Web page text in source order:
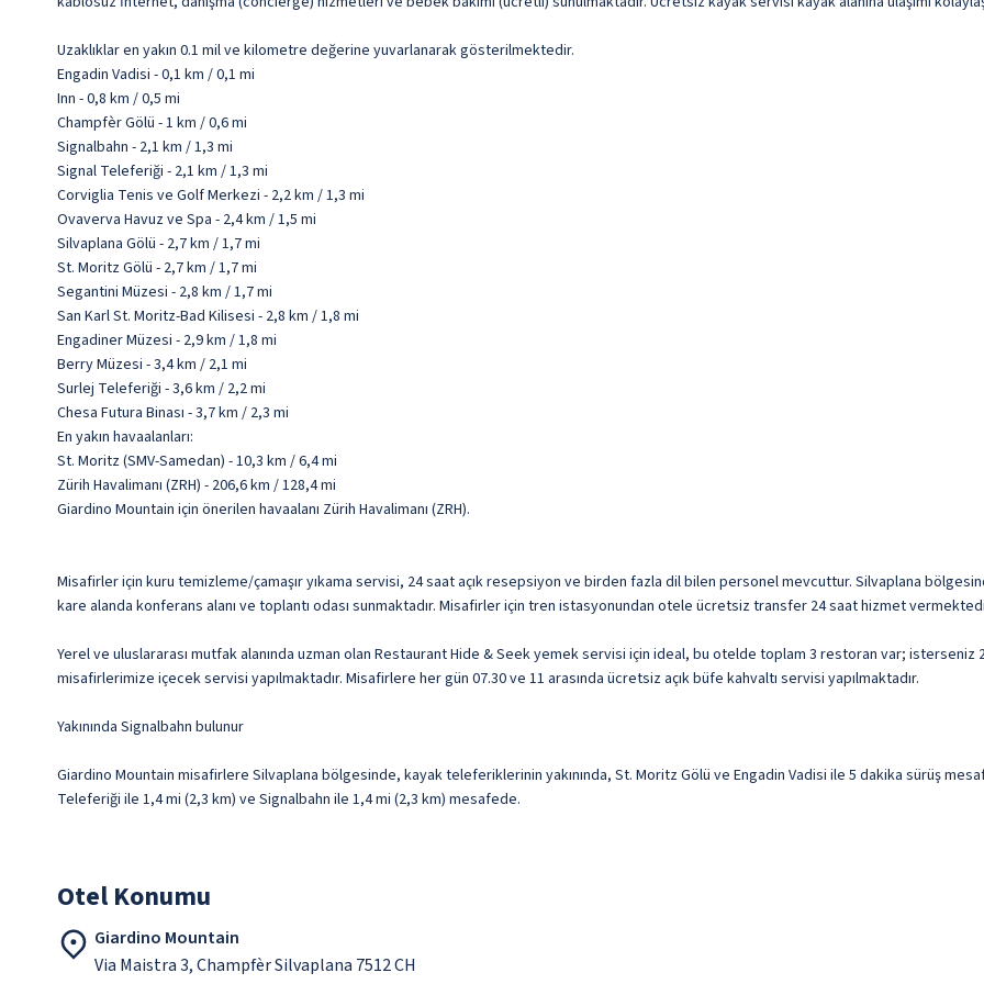
Uzaklıklar en yakın 0.1 mil ve kilometre değerine yuvarlanarak gösterilmektedir.
Engadin Vadisi - 0,1 km / 0,1 mi
Inn - 0,8 km / 0,5 mi
Champfèr Gölü - 1 km / 0,6 mi
Signalbahn - 2,1 km / 1,3 mi
Signal Teleferiği - 2,1 km / 1,3 mi
Corviglia Tenis ve Golf Merkezi - 2,2 km / 1,3 mi
Ovaverva Havuz ve Spa - 2,4 km / 1,5 mi
Silvaplana Gölü - 2,7 km / 1,7 mi
St. Moritz Gölü - 2,7 km / 1,7 mi
Segantini Müzesi - 2,8 km / 1,7 mi
San Karl St. Moritz-Bad Kilisesi - 2,8 km / 1,8 mi
Engadiner Müzesi - 2,9 km / 1,8 mi
Berry Müzesi - 3,4 km / 2,1 mi
Surlej Teleferiği - 3,6 km / 2,2 mi
Chesa Futura Binası - 3,7 km / 2,3 mi
En yakın havaalanları:
St. Moritz (SMV-Samedan) - 10,3 km / 6,4 mi
Zürih Havalimanı (ZRH) - 206,6 km / 128,4 mi
Giardino Mountain için önerilen havaalanı Zürih Havalimanı (ZRH).
Misafirler için kuru temizleme/çamaşır yıkama servisi, 24 saat açık resepsiyon ve birden fazla dil bilen personel mevcuttur. Silvaplana
kare alanda konferans alanı ve toplantı odası sunmaktadır. Misafirler için tren istasyonundan otele ücretsiz transfer 24 saat hizmet
Yerel ve uluslararası mutfak alanında uzman olan Restaurant Hide & Seek yemek servisi için ideal, bu otelde toplam 3 restoran var;
misafirlerimize içecek servisi yapılmaktadır. Misafirlere her gün 07.30 ve 11 arasında ücretsiz açık büfe kahvaltı servisi yapılmaktadır.
Yakınında Signalbahn bulunur
Giardino Mountain misafirlere Silvaplana bölgesinde, kayak teleferiklerinin yakınında, St. Moritz Gölü ve Engadin Vadisi ile 5 dakika sürüş
Teleferiği ile 1,4 mi (2,3 km) ve Signalbahn ile 1,4 mi (2,3 km) mesafede.
Otel Konumu
Giardino Mountain
Via Maistra 3, Champfèr Silvaplana 7512 CH